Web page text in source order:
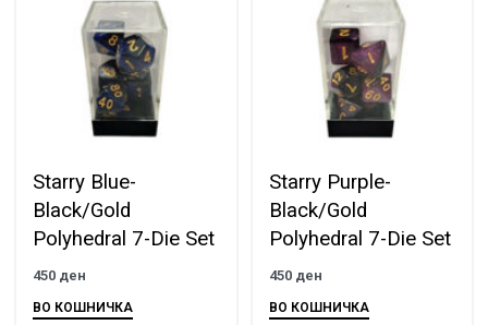
Starry Blue-
Black/Gold
Polyhedral 7-Die Set
450 ден
ВО КОШНИЧКА
Starry Purple-
Black/Gold
Polyhedral 7-Die Set
450 ден
ВО КОШНИЧКА